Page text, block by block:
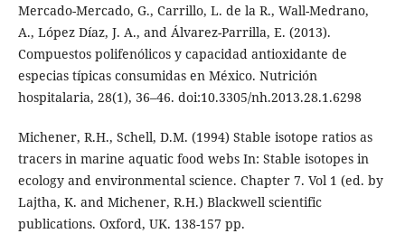
Mercado-Mercado, G., Carrillo, L. de la R., Wall-Medrano,
A., López Díaz, J. A., and Álvarez-Parrilla, E. (2013).
Compuestos polifenólicos y capacidad antioxidante de
especias típicas consumidas en México. Nutrición
hospitalaria, 28(1), 36–46. doi:10.3305/nh.2013.28.1.6298
Michener, R.H., Schell, D.M. (1994) Stable isotope ratios as
tracers in marine aquatic food webs In: Stable isotopes in
ecology and environmental science. Chapter 7. Vol 1 (ed. by
Lajtha, K. and Michener, R.H.) Blackwell scientific
publications. Oxford, UK. 138-157 pp.